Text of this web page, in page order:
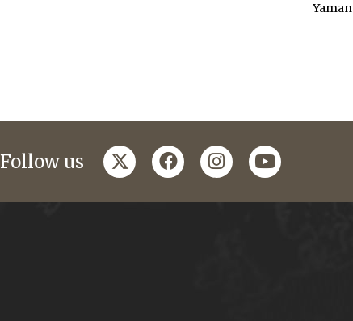
Yaman
Follow us twitterfacebookinstagram
youtube